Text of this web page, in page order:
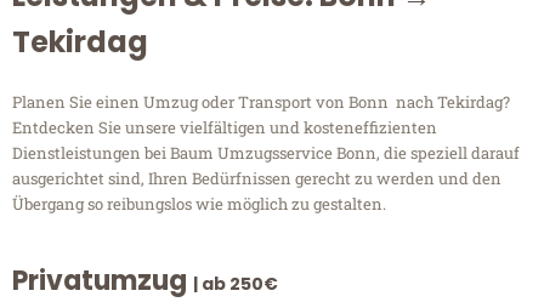
Tekirdag
Planen Sie einen Umzug oder Transport von Bonn nach Tekirdag?
Entdecken Sie unsere vielfältigen und kosteneffizienten
Dienstleistungen bei Baum Umzugsservice Bonn, die speziell darauf
ausgerichtet sind, Ihren Bedürfnissen gerecht zu werden und den
Übergang so reibungslos wie möglich zu gestalten.
Privatumzug | ab 250€